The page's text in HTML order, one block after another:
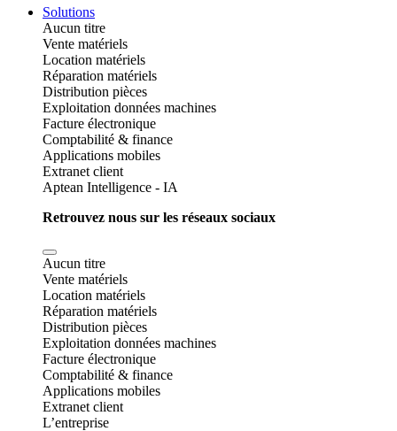
Solutions
Aucun titre
Vente matériels
Location matériels
Réparation matériels
Distribution pièces
Exploitation données machines
Facture électronique
Comptabilité & finance
Applications mobiles
Extranet client
Aptean Intelligence - IA
Retrouvez nous sur les réseaux sociaux
Aucun titre
Vente matériels
Location matériels
Réparation matériels
Distribution pièces
Exploitation données machines
Facture électronique
Comptabilité & finance
Applications mobiles
Extranet client
L’entreprise